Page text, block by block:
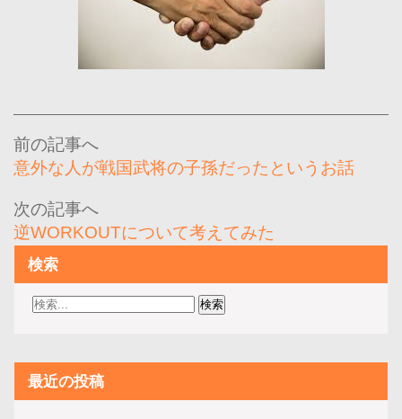
投
稿
ビ
ゲ
ー
シ
ン
意外な人が戦国武将の子孫だったというお話
逆WORKOUTについて考えてみた
検索
最近の投稿